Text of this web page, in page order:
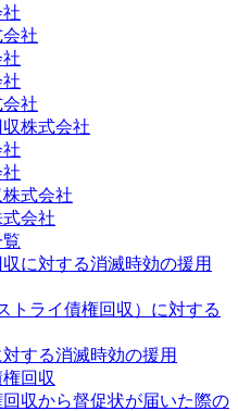
社
社
株式会社
式会社
会社
に対する消滅時効の援用
トライ債権回収）に対する
する消滅時効の援用
回収
収から督促状が届いた際の